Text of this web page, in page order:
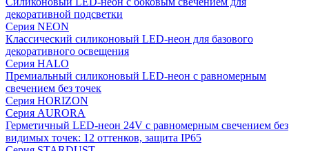
декоративной подсветки
Серия NEON
Классический силиконовый LED-неон для базового
декоративного освещения
Серия HALO
Премиальный силиконовый LED-неон с равномерным
свечением без точек
Серия HORIZON
Серия AURORA
Герметичный LED-неон 24V с равномерным свечением без
видимых точек: 12 оттенков, защита IP65